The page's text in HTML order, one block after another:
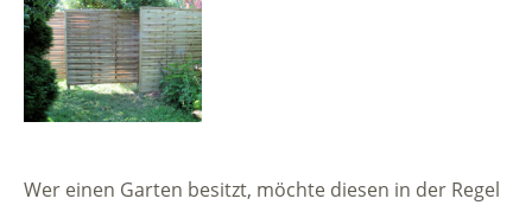
Wer einen Garten besitzt, möchte diesen in der Regel